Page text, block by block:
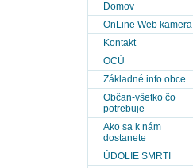
Domov
OnLine Web kamera
Kontakt
OCÚ
Základné info obce
Občan-všetko čo
potrebuje
Ako sa k nám
dostanete
ÚDOLIE SMRTI